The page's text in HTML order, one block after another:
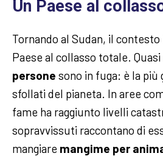
Un Paese al
Tornando al Sudan, il
Paese al collasso totale. Quasi
persone sono in fuga: è la più
sfollati del pianeta. In aree
fame ha raggiunto livelli
sopravvissuti raccontano di
mangiare mangime per